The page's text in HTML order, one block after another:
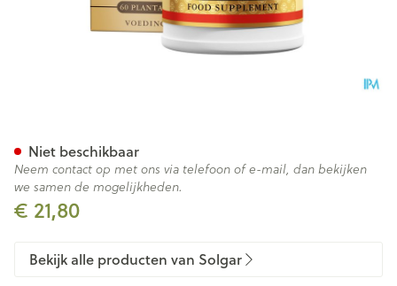
€ 21,80
Niet beschikbaar
Neem contact op met ons via telefoon of e-mail, dan bekijken
we samen de mogelijkheden.
Bekijk alle producten van Solgar